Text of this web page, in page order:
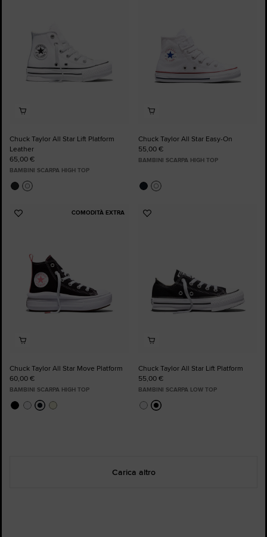
Chuck Taylor All Star Lift Platform
Leather
65,00 €
BAMBINI SCARPA HIGH TOP
Chuck Taylor All Star Easy-On
55,00 €
BAMBINI SCARPA HIGH TOP
COMODITÀ EXTRA
Aggiungi
Chuck Taylor All Star Move Platform
60,00 €
BAMBINI SCARPA HIGH TOP
Aggiungi
Chuck Taylor All Star Lift Platform
55,00 €
BAMBINI SCARPA LOW TOP
Carica altro